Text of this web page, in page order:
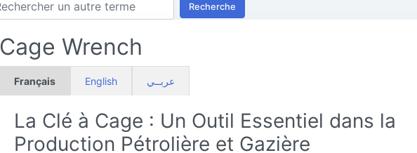
Recherche
Cage Wrench
Français English عربــي
La Clé à Cage : Un Outil Essentiel dans la
Production Pétrolière et Gazière